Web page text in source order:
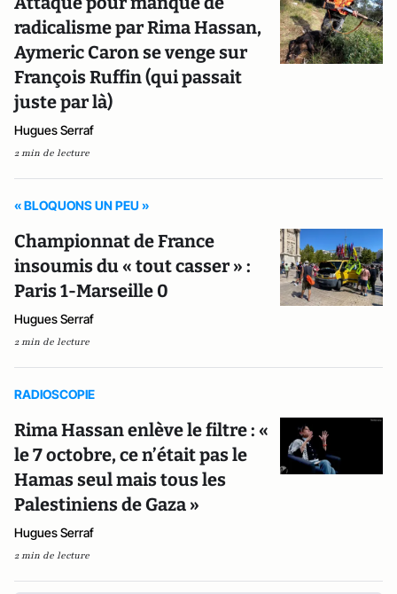
radicalisme par Rima Hassan,
Aymeric Caron se venge sur
François Ruffin (qui passait
juste par là)
Hugues Serraf
2 min de lecture
« BLOQUONS UN PEU »
Championnat de France
insoumis du « tout casser » :
Paris 1-Marseille 0
Hugues Serraf
2 min de lecture
RADIOSCOPIE
Rima Hassan enlève le filtre : «
le 7 octobre, ce n’était pas le
Hamas seul mais tous les
Palestiniens de Gaza »
Hugues Serraf
2 min de lecture